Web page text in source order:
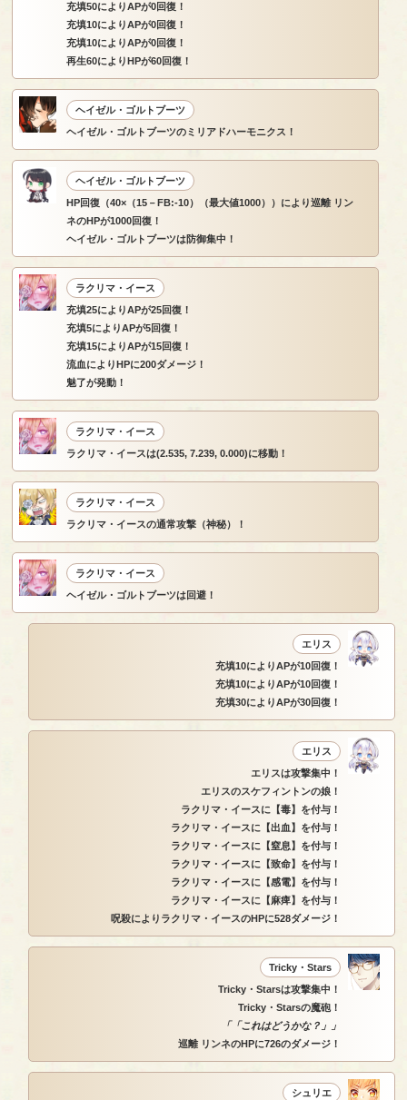
充填50によりAPが0回復！
充填10によりAPが0回復！
充填10によりAPが0回復！
再生60によりHPが60回復！
ヘイゼル・ゴルトブーツ
ヘイゼル・ゴルトブーツのミリアドハーモニクス！
ヘイゼル・ゴルトブーツ
HP回復（40×（15－FB:-10）（最大値1000））により巡離 リン
ネのHPが1000回復！
ヘイゼル・ゴルトブーツは防御集中！
ラクリマ・イース
充填25によりAPが25回復！
充填5によりAPが5回復！
充填15によりAPが15回復！
流血によりHPに200ダメージ！
魅了が発動！
ラクリマ・イース
ラクリマ・イースは(2.535, 7.239, 0.000)に移動！
ラクリマ・イース
ラクリマ・イースの通常攻撃（神秘）！
ラクリマ・イース
ヘイゼル・ゴルトブーツは回避！
エリス
充填10によりAPが10回復！
充填10によりAPが10回復！
充填30によりAPが30回復！
エリス
エリスは攻撃集中！
エリスのスケフィントンの娘！
ラクリマ・イースに【毒】を付与！
ラクリマ・イースに【出血】を付与！
ラクリマ・イースに【窒息】を付与！
ラクリマ・イースに【致命】を付与！
ラクリマ・イースに【感電】を付与！
ラクリマ・イースに【麻痺】を付与！
呪殺によりラクリマ・イースのHPに528ダメージ！
Tricky・Stars
Tricky・Starsは攻撃集中！
Tricky・Starsの魔砲！
「「これはどうかな？」」
巡離 リンネのHPに726のダメージ！
シュリエ